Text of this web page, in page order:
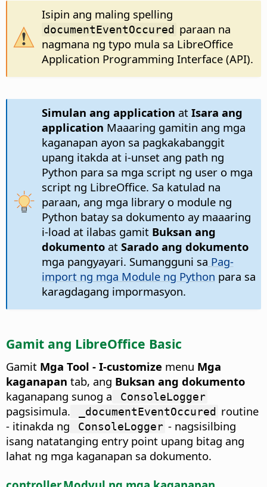
Isipin ang maling spelling
documentEventOccured paraan na
nagmana ng typo mula sa LibreOffice
Application Programming Interface (API).
Simulan ang application atIsara ang
application Maaaring gamitin ang mga
kaganapan ayon sa pagkakabanggit
upang itakda at i-unset ang path ng
Python para sa mga script ng user o mga
script ng LibreOffice. Sa katulad na
paraan, ang mga library o module ng
Python batay sa dokumento ay maaaring
i-load at ilabas gamitBuksan ang
dokumentoatSarado ang dokumento
mga pangyayari. Sumangguni sa Pag-
import ng mga Module ng Python para sa
karagdagang impormasyon.
Gamit ang LibreOffice Basic
Gamit Mga Tool - I-customize menu Mga
kaganapan tab, ang Buksan ang dokumento
kaganapang sunog a
ConsoleLogger
pagsisimula. _documentEventOccured routine
- itinakda ng
ConsoleLogger - nagsisilbing
isang natatanging entry point upang bitag ang
lahat ng mga kaganapan sa dokumento.